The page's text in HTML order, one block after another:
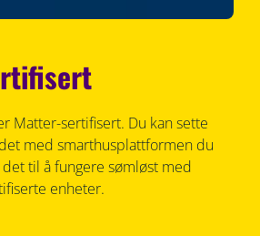
Matter-sertifisert. Du kan sette
med smarthusplattformen du
til å fungere sømløst med
enheter.